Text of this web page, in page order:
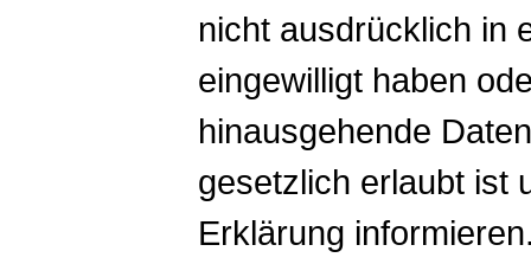
nicht ausdrücklich in
eingewilligt haben
hinausgehende
gesetzlich erlaubt ist
Erklärung